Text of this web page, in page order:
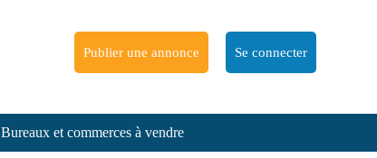
Publier une annonce Se connecter
Bureaux et commerces à vendre